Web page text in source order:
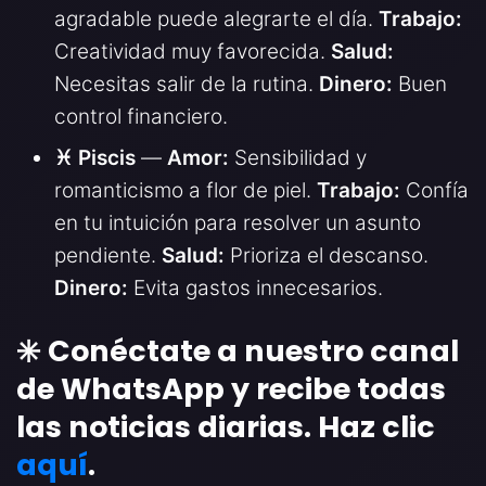
agradable puede alegrarte el día. Trabajo:
Creatividad muy favorecida. Salud:
Necesitas salir de la rutina. Dinero: Buen
control financiero.
♓ Piscis — Amor: Sensibilidad y
romanticismo a flor de piel. Trabajo: Confía
en tu intuición para resolver un asunto
pendiente. Salud: Prioriza el descanso.
Dinero: Evita gastos innecesarios.
✳️ Conéctate a nuestro canal
de WhatsApp y recibe todas
las noticias diarias. Haz clic
aquí.